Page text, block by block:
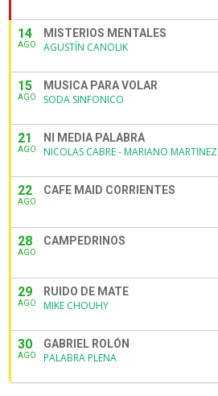
14
AGO
MISTERIOS MENTALES
AGUSTÍN CANOLIK
15
AGO
MUSICA PARA VOLAR
SODA SINFONICO
21
AGO
NI MEDIA PALABRA
NICOLAS CABRE - MARIANO MARTINEZ
22
AGO
CAFE MAID CORRIENTES
28
AGO
CAMPEDRINOS
29
AGO
RUIDO DE MATE
MIKE CHOUHY
30
AGO
GABRIEL ROLÓN
PALABRA PLENA